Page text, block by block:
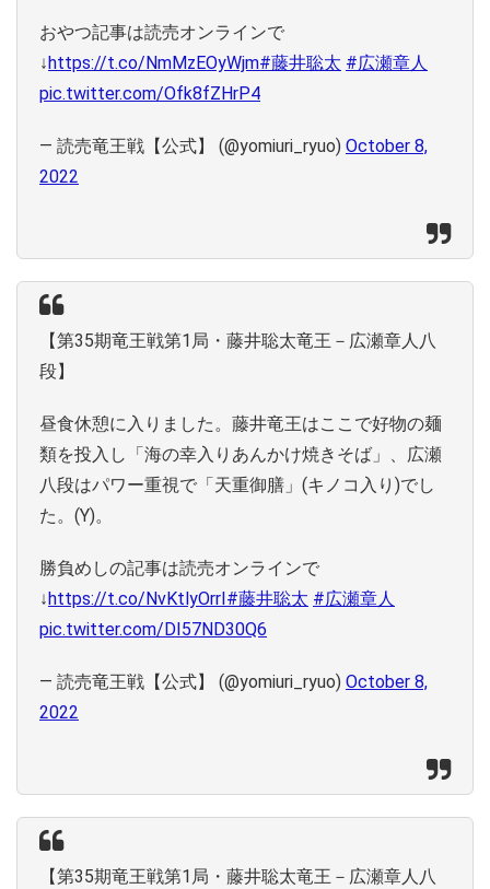
おやつ記事は読売オンラインで
↓https://t.co/NmMzEOyWjm#藤井聡太 #広瀬章人
pic.twitter.com/Ofk8fZHrP4
— 読売竜王戦【公式】 (@yomiuri_ryuo) October 8,
2022
【第35期竜王戦第1局・藤井聡太竜王－広瀬章人八
段】
昼食休憩に入りました。藤井竜王はここで好物の麺
類を投入し「海の幸入りあんかけ焼きそば」、広瀬
八段はパワー重視で「天重御膳」(キノコ入り)でし
た。(Y)。
勝負めしの記事は読売オンラインで
↓https://t.co/NvKtlyOrrI#藤井聡太 #広瀬章人
pic.twitter.com/DI57ND30Q6
— 読売竜王戦【公式】 (@yomiuri_ryuo) October 8,
2022
【第35期竜王戦第1局・藤井聡太竜王－広瀬章人八